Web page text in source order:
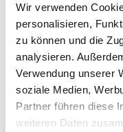
Wir verwenden
personalisieren,
zu können und die
analysieren.
Verwendung unserer
soziale Medien,
Partner führen diese
weiteren Daten